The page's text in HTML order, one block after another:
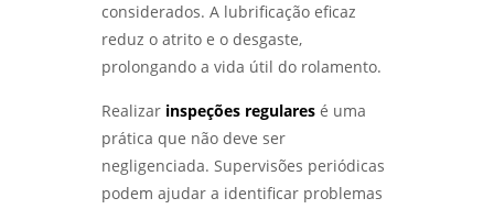
COMO ESCOLHER UM LABORATÓRIO DE
ENSAIOS MECÂNICOS E MATERIAIS EFICIENTES
- LABMETAL
SERVIÇO DE QUALIFICAÇÃO DE SOLDADOR
PARA AUMENTAR SUAS OPORTUNIDADES
PROFISSIONAIS - LABMETAL
INSPETOR DE SOLDA QUALIFICAÇÃO: COMO SE
considerados. A lubrificação eficaz
reduz o atrito e o desgaste,
prolongando a vida útil do rolamento.
Realizar inspeções regularesé uma
prática que não deve ser
negligenciada. Supervisões periódicas
podem ajudar a identificar problemas